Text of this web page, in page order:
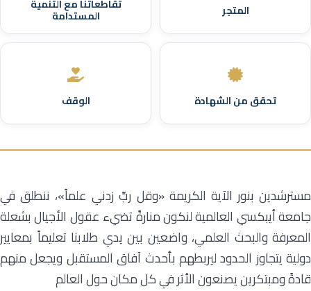
المتجر تقاطعاتنا مع التنمية
المستدامة
تحقق من الشهادة الوقف
مسترشدين بنور الآية الكريمة «وقل ربِّ زدني علماً»، ننطلق في
جامعة أيبكسي العالمية لنكون منارةً تضيء عقول الأجيال بشعلة
المعرفة والبحث العلمي، واضعين بين يدي طلابنا تعليماً بمعايير
دولية يتجاوز الحدود ليربطهم بأحدث آفاق المستقبل ويجعل منهم
قادةً ومبتكرين يصنعون الأثر في كل مكان حول العالم